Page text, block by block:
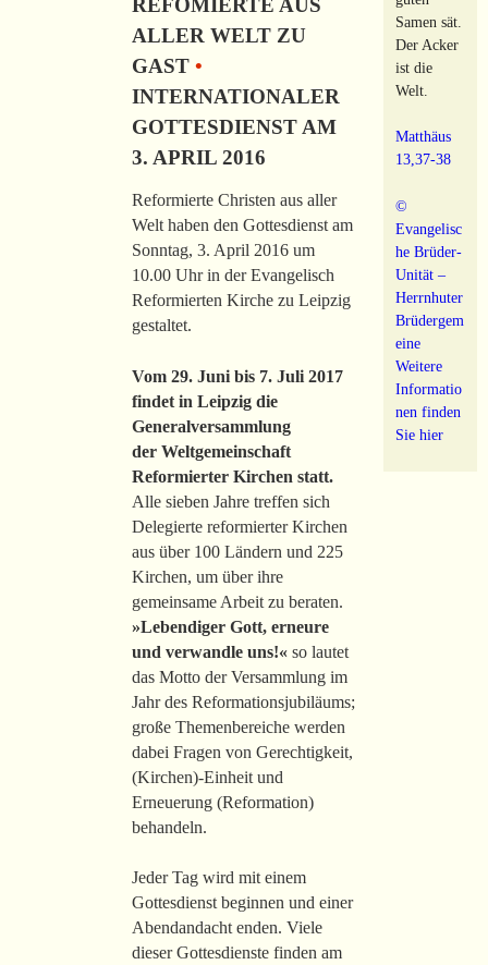
ALLER WELT ZU
GAST •
INTERNATIONALER
GOTTESDIENST AM
3. APRIL 2016
Reformierte Christen aus aller
Welt haben den Gottesdienst am
Sonntag, 3. April 2016 um
10.00 Uhr in der Evangelisch
Reformierten Kirche zu Leipzig
gestaltet.
Vom 29. Juni bis 7. Juli 2017
findet in Leipzig die
Generalversammlung
der Weltgemeinschaft
Reformierter Kirchen statt.
Alle sieben Jahre treffen sich
Delegierte reformierter Kirchen
aus über 100 Ländern und 225
Kirchen, um über ihre
gemeinsame Arbeit zu beraten.
»Lebendiger Gott, erneure
und verwandle uns!« so lautet
das Motto der Versammlung im
Jahr des Reformationsjubiläums;
große Themenbereiche werden
dabei Fragen von Gerechtigkeit,
(Kirchen)-Einheit und
Erneuerung (Reformation)
behandeln.
Jeder Tag wird mit einem
Gottesdienst beginnen und einer
Abendandacht enden. Viele
dieser Gottesdienste finden am
Samen sät.
Der Acker
ist die
Welt.
Matthäus
13,37-38
©
Evangelisc
he Brüder-
Unität –
Herrnhuter
Brüdergem
eine
Weitere
Informatio
nen finden
Sie hier